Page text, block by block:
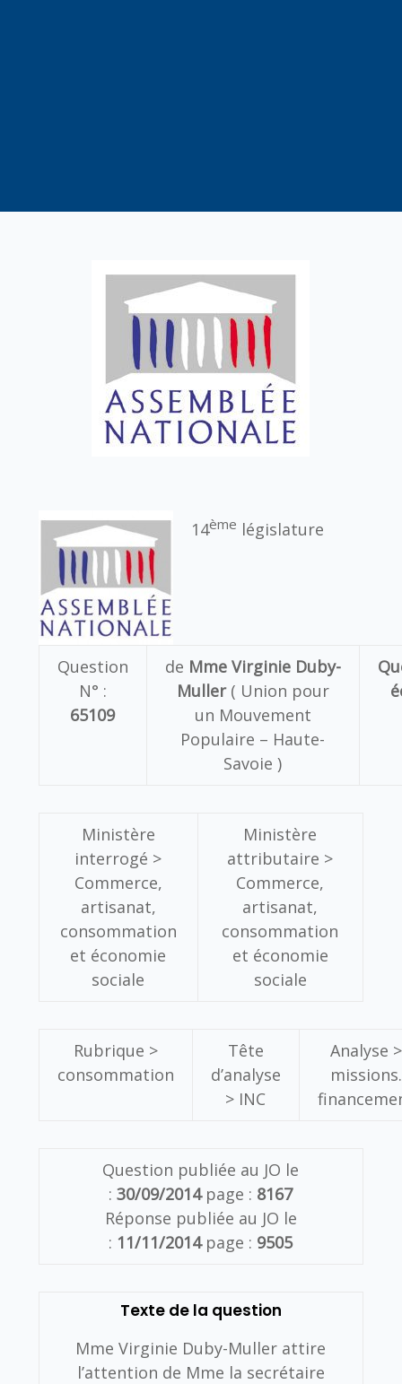
14ème législature
Question
N° :
65109
de Mme Virginie Duby-
Muller( Union pour
un Mouvement
Populaire – Haute-
Savoie )
Ministère
interrogé >
Commerce,
artisanat,
consommation
et économie
sociale
Ministère
attributaire >
Commerce,
artisanat,
consommation
et économie
sociale
Rubrique >
consommation
Tête
d’analyse
> INC
Analyse >
missions.
Question publiée au JO le
:30/09/2014page : 8167
Réponse publiée au JO le
: 11/11/2014page : 9505
Texte de la question
Mme Virginie Duby-Muller attire
l’attention de Mme la secrétaire